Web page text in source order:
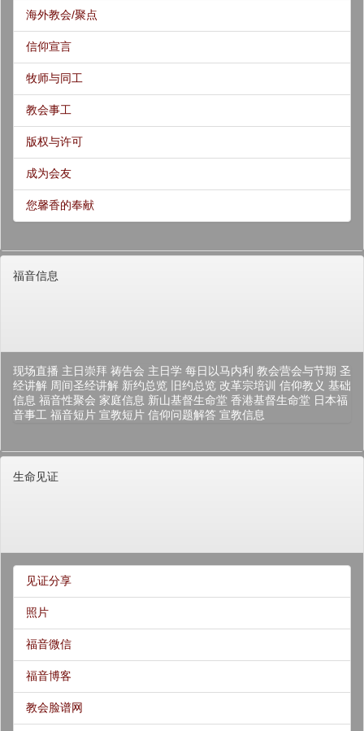
海外教会/聚点
信仰宣言
牧师与同工
教会事工
版权与许可
成为会友
您馨香的奉献
福音信息
现场直播 主日崇拜 祷告会 主日学 每日以马内利 教会营会与节期 圣
经讲解 周间圣经讲解 新约总览 旧约总览 改革宗培训 信仰教义 基础
信息 福音性聚会 家庭信息 新山基督生命堂 香港基督生命堂 日本福
音事工 福音短片 宣教短片 信仰问题解答 宣教信息
生命见证
见证分享
照片
福音微信
福音博客
教会脸谱网